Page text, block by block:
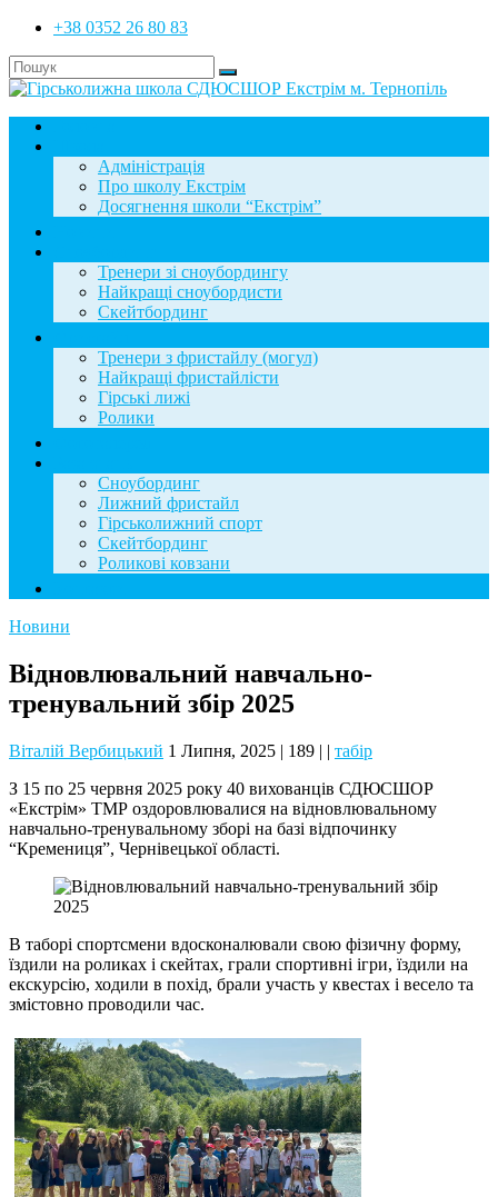
+38 0352 26 80 83
Адміністрація
Про школу Екстрім
Досягнення школи “Екстрім”
Тренери зі сноубордингу
Найкращі сноубордисти
Скейтбординг
Тренери з фристайлу (могул)
Найкращі фристайлісти
Гірські лижі
Ролики
Сноубординг
Лижний фристайл
Гірськолижний спорт
Скейтбординг
Роликові ковзани
Новини
Відновлювальний навчально-
тренувальний збір 2025
Віталій Вербицький 1 Липня, 2025 | 189 | | табір
З 15 по 25 червня 2025 року 40 вихованців СДЮСШОР
«Екстрім» ТМР оздоровлювалися на відновлювальному
навчально-тренувальному зборі на базі відпочинку
“Кремениця”, Чернівецької області.
В таборі спортсмени вдосконалювали свою фізичну форму,
їздили на роликах і скейтах, грали спортивні ігри, їздили на
екскурсію, ходили в похід, брали участь у квестах і весело та
змістовно проводили час.